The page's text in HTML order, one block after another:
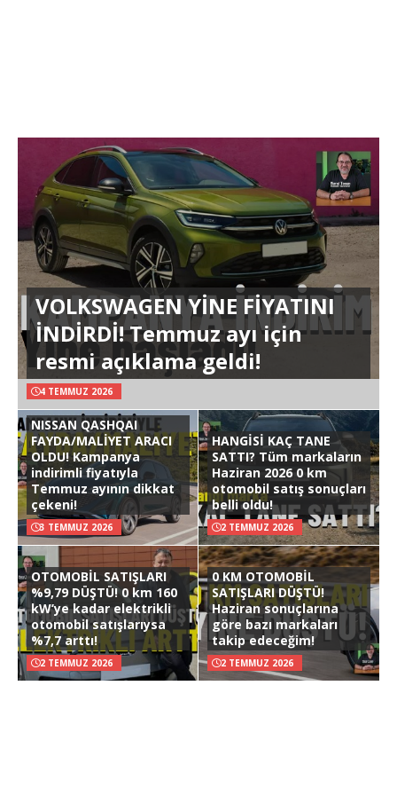
VOLKSWAGEN YİNE FİYATINI
İNDİRDİ! Temmuz ayı için
resmi açıklama geldi!
4 TEMMUZ 2026
NISSAN QASHQAI
FAYDA/MALİYET ARACI
OLDU! Kampanya
indirimli fiyatıyla
Temmuz ayının dikkat
çekeni!
3 TEMMUZ 2026
HANGİSİ KAÇ TANE
SATTI? Tüm markaların
Haziran 2026 0 km
otomobil satış sonuçları
belli oldu!
2 TEMMUZ 2026
OTOMOBİL SATIŞLARI
%9,79 DÜŞTÜ! 0 km 160
kW’ye kadar elektrikli
otomobil satışlarıysa
%7,7 arttı!
2 TEMMUZ 2026
0 KM OTOMOBİL
SATIŞLARI DÜŞTÜ!
Haziran sonuçlarına
göre bazı markaları
takip edeceğim!
2 TEMMUZ 2026